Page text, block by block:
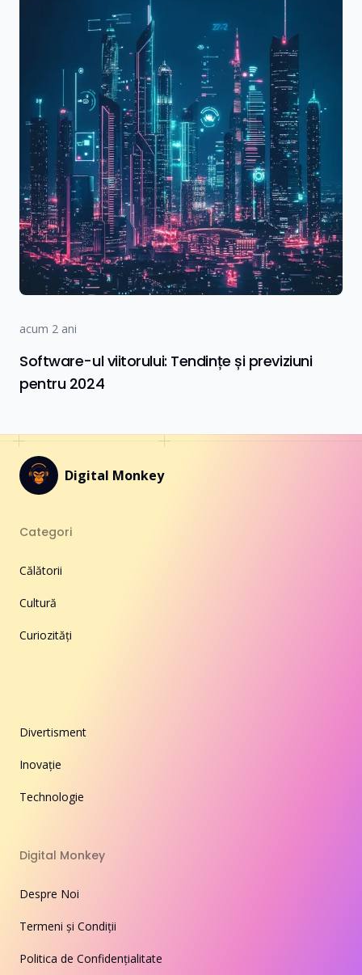
acum 2 ani
Software-ul viitorului: Tendințe și previziuni
pentru 2024
Digital Monkey
Categori
Călătorii
Cultură
Curiozități
Divertisment
Inovație
Technologie
Digital Monkey
Despre Noi
Termeni și Condiții
Politica de Confidențialitate